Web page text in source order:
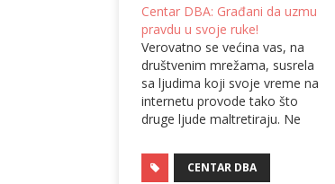
Centar DBA: Građani da uzmu
pravdu u svoje ruke!
Verovatno se većina vas, na
društvenim mrežama, susrela
sa ljudima koji svoje vreme na
internetu provode tako što
druge ljude maltretiraju. Ne
da prete, praktično moraju da
ostare pretnje da bi policija
CENTAR DBA